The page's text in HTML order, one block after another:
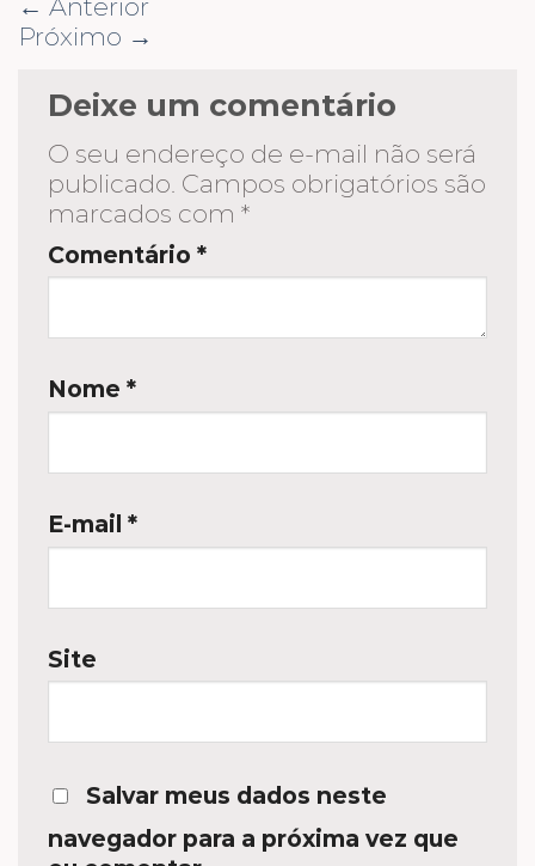
← Anterior
Próximo →
Deixe um comentário
O seu endereço de e-mail não será
publicado. Campos obrigatórios são
marcados com *
Comentário *
Nome *
E-mail *
Site
Salvar meus dados neste
navegador para a próxima vez que